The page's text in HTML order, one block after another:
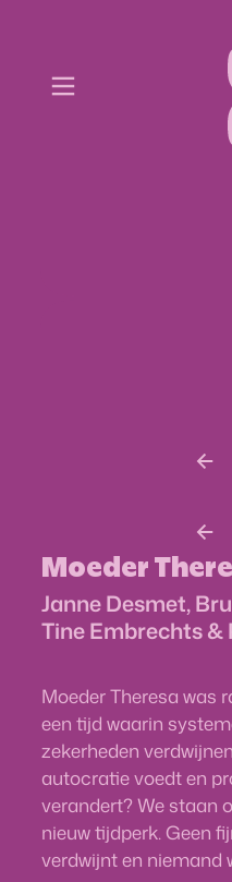
Menu
Moeder
Janne Desmet,
Tine Embrechts &
Moeder Theresa was
een tijd waarin
zekerheden
autocratie voedt en
verandert? We staan
nieuw tijdperk. Geen
verdwijnt en niemand